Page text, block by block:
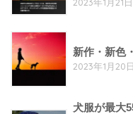
2023年1月21日
新作・新色
2023年1月20日
犬服が最大